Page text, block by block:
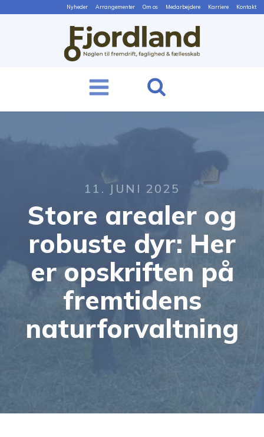
Nyheder Arrangementer Om os Medarbejdere Karriere Kontakt
11. JUNI 2025
Store arealer og
robuste dyr: Her
er opskriften på
fremtidens
naturforvaltning